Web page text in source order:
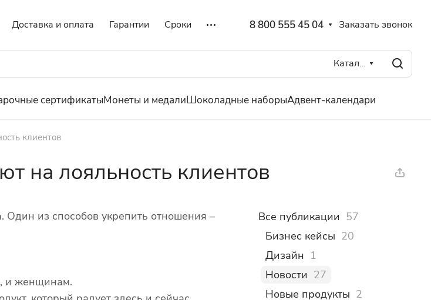
Доставка и оплата Гарантии Сроки 8 800 555 45 04 Заказать звонок
Каталог
сертификатыМонеты и медалиШоколадные наборыАдвент-календари
клиентов
на лояльность клиентов
из способов укрепить отношения –
и женщинам.
Все публикации 57
Бизнес кейсы 20
Дизайн 1
Новости 27
Новые продукты 2